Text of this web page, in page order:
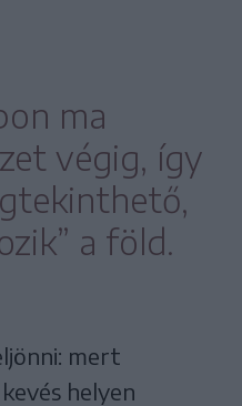
ma
végig, így
a föld.
mert
helyen